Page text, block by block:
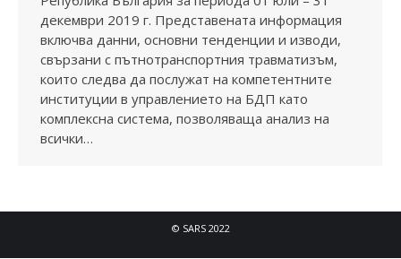
декември 2019 г. Представената информация
включва данни, основни тенденции и изводи,
свързани с пътнотранспортния травматизъм,
които следва да послужат на компетентните
институции в управлението на БДП като
комплексна система, позволяваща анализ на
всички…
© SARS 2022